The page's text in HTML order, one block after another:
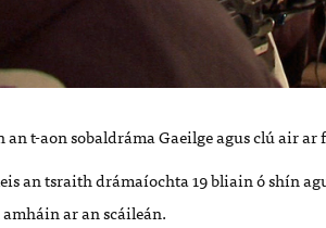
an t-aon sobaldráma Gaeilge agus clú air
an tsraith drámaíochta 19 bliain ó shín
ar an scáileán.